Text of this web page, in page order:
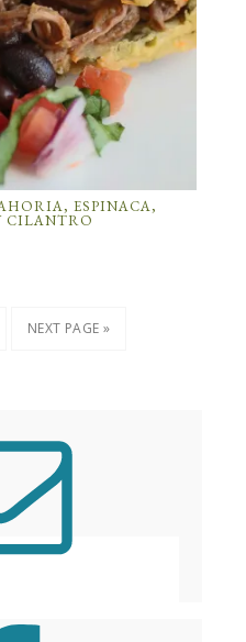
ESPINACA,
CILANTRO
NEXT PAGE »